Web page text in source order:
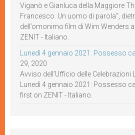
Viganò e Gianluca della Maggiore
Francesco. Un uomo di parola”,
dell’omonimo film di Wim Wenders
ZENIT - Italiano.
Lunedì 4 gennaio 2021: Possesso
29, 2020
Avviso dell’Ufficio delle Celebrazioni
Lunedì 4 gennaio 2021: Possesso
first on ZENIT - Italiano.